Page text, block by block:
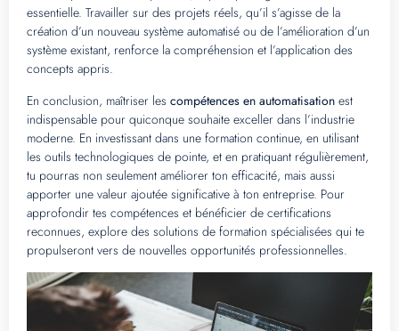
essentielle. Travailler sur des projets réels, qu’il s’agisse de la
création d’un nouveau système automatisé ou de l’amélioration d’un
système existant, renforce la compréhension et l’application des
concepts appris.
En conclusion, maîtriser les compétences en automatisation est
indispensable pour quiconque souhaite exceller dans l’industrie
moderne. En investissant dans une formation continue, en utilisant
les outils technologiques de pointe, et en pratiquant régulièrement,
tu pourras non seulement améliorer ton efficacité, mais aussi
apporter une valeur ajoutée significative à ton entreprise. Pour
approfondir tes compétences et bénéficier de certifications
reconnues, explore des solutions de formation spécialisées qui te
propulseront vers de nouvelles opportunités professionnelles.